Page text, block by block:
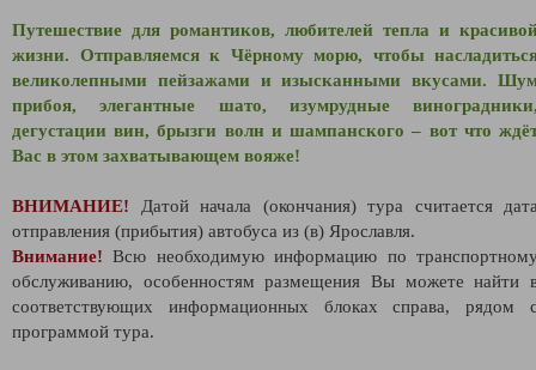
Путешествие для романтиков, любителей тепла и
жизни. Отправляемся к Чёрному морю, чтобы
великолепными пейзажами и изысканными вкусами.
прибоя, элегантные шато, изумрудные
дегустации вин, брызги волн и шампанского – вот что
Вас в этом захватывающем вояже!
ВНИМАНИЕ! Датой начала (окончания) тура считается
отправления (прибытия) автобуса из (в) Ярославля.
Внимание! Всю необходимую информацию по
обслуживанию, особенностям размещения Вы можете найти
соответствующих информационных блоках справа, рядом
программой тура.